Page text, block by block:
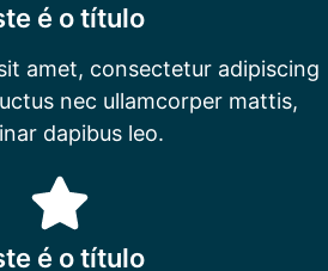
é o título
amet, consectetur adipiscing
nec ullamcorper mattis,
dapibus leo.
é o título